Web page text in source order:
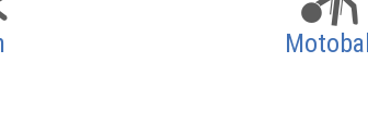
Motoball